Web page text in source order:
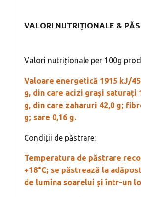
VALORI NUTRIȚIONALE &
Valori nutriționale per 100g
Valoare energetică 1915 kJ/
g, din care acizi grași saturați
g, din care zaharuri 42,0 g;
g; sare 0,16 g.
Condiții de păstrare:
Temperatura de păstrare
+18°C; se păstrează la
de lumina soarelui și într-un